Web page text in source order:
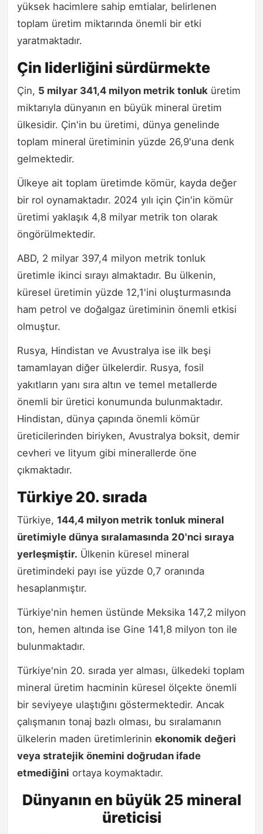
yüksek hacimlere sahip emtialar, belirlenen
toplam üretim miktarında önemli bir etki
yaratmaktadır.
Çin liderliğini sürdürmekte
Çin, 5 milyar 341,4 milyon metrik tonluk üretim
miktarıyla dünyanın en büyük mineral üretim
ülkesidir. Çin'in bu üretimi, dünya genelinde
toplam mineral üretiminin yüzde 26,9'una denk
gelmektedir.
Ülkeye ait toplam üretimde kömür, kayda değer
bir rol oynamaktadır. 2024 yılı için Çin'in kömür
üretimi yaklaşık 4,8 milyar metrik ton olarak
öngörülmektedir.
ABD, 2 milyar 397,4 milyon metrik tonluk
üretimle ikinci sırayı almaktadır. Bu ülkenin,
küresel üretimin yüzde 12,1'ini oluşturmasında
ham petrol ve doğalgaz üretiminin önemli etkisi
olmuştur.
Rusya, Hindistan ve Avustralya ise ilk beşi
tamamlayan diğer ülkelerdir. Rusya, fosil
yakıtların yanı sıra altın ve temel metallerde
önemli bir üretici konumunda bulunmaktadır.
Hindistan, dünya çapında önemli kömür
üreticilerinden biriyken, Avustralya boksit, demir
cevheri ve lityum gibi minerallerde öne
çıkmaktadır.
Türkiye 20. sırada
Türkiye, 144,4 milyon metrik tonluk mineral
üretimiyle dünya sıralamasında 20'nci sıraya
yerleşmiştir. Ülkenin küresel mineral
üretimindeki payı ise yüzde 0,7 oranında
hesaplanmıştır.
Türkiye'nin hemen üstünde Meksika 147,2 milyon
ton, hemen altında ise Gine 141,8 milyon ton ile
bulunmaktadır.
Türkiye'nin 20. sırada yer alması, ülkedeki toplam
mineral üretim hacminin küresel ölçekte önemli
bir seviyeye ulaştığını göstermektedir. Ancak
çalışmanın tonaj bazlı olması, bu sıralamanın
ülkelerin maden üretimlerinin ekonomik değeri
veya stratejik önemini doğrudan ifade
etmediğini ortaya koymaktadır.
Dünyanın en büyük 25 mineral
üreticisi